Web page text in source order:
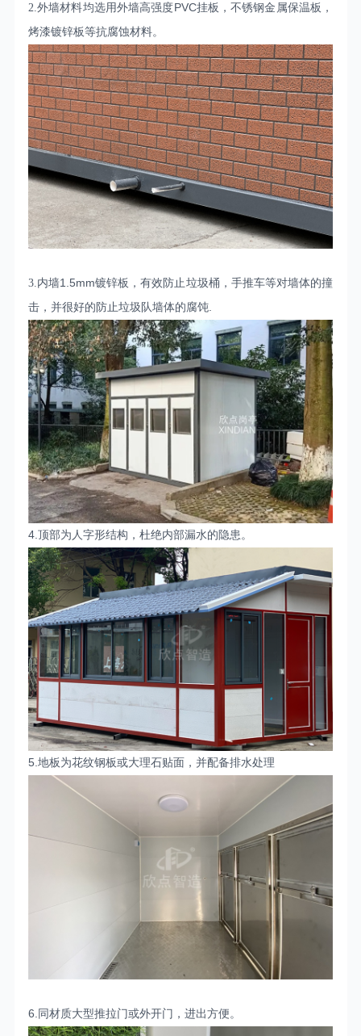
2.外墙材料均选用外墙高强度PVC挂板，不锈钢金属保温板，
烤漆镀锌板等抗腐蚀材料。
3.内墙1.5mm镀锌板，有效防止垃圾桶，手推车等对墙体的撞
击，并很好的防止垃圾队墙体的腐饨
4. 顶部为人字形结构，杜绝内部漏水的隐患。
5.地板为花纹钢板或大理石贴面，并配备排水处理
6. 同材质大型推拉门或外开门，进出方便 。